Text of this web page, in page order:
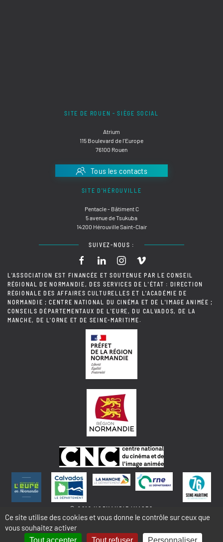
SITE DE ROUEN - SIÈGE SOCIAL
Atrium
115 Boulevard de l'Europe
76100 Rouen
Tous les contacts
SITE D'HÉROUVILLE
Pentacle - Bâtiment C
5 avenue de Tsukuba
14200 Hérouville Saint-Clair
SUIVEZ-NOUS :
L'ASSOCIATION EST FINANCÉE ET SOUTENUE PAR LE CONSEIL
RÉGIONAL DE NORMANDIE, DES SERVICES DE L'ÉTAT : DIRECTION
RÉGIONALE DES AFFAIRES CULTURELLES ET L'ACADÉMIE DE
NORMANDIE ; CENTRE NATIONAL DU CINÉMA ET DE L'IMAGE ANIMÉE ;
CONSEILS DÉPARTEMENTAUX DE L'EURE, DU CALVADOS, DE LA
MANCHE, DE L'ORNE ET DE SEINE-MARITIME.
© 2018 NORMANDIE IMAGES
MENTIONS LÉGALES - COOKIES & STATISTIQUES PLAN DU SITE
Ce site utilise des cookies et vous donne le contrôle sur ceux que
vous souhaitez activer
Tout accepter Tout refuser Personnaliser